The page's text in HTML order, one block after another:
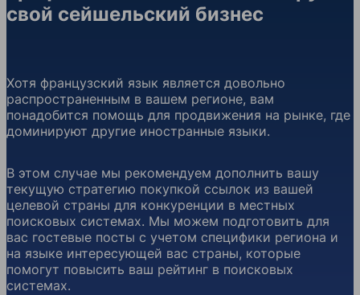
свой сейшельский бизнес
Хотя французский язык является довольно
распространенным в вашем регионе, вам
понадобится помощь для продвижения на рынке, где
доминируют другие иностранные языки.
В этом случае мы рекомендуем дополнить вашу
текущую стратегию покупкой ссылок из вашей
целевой страны для конкуренции в местных
поисковых системах. Мы можем подготовить для
вас гостевые посты с учетом специфики региона и
на языке интересующей вас страны, которые
помогут повысить ваш рейтинг в поисковых
системах.